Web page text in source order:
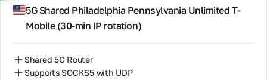
30 Дней / ∞ GB / $50.00
5G Shared Philadelphia Pennsylvania Unlimited T-
Mobile (30‑min IP rotation)
Shared 5G Router
Supports SOCKS5 with UDP